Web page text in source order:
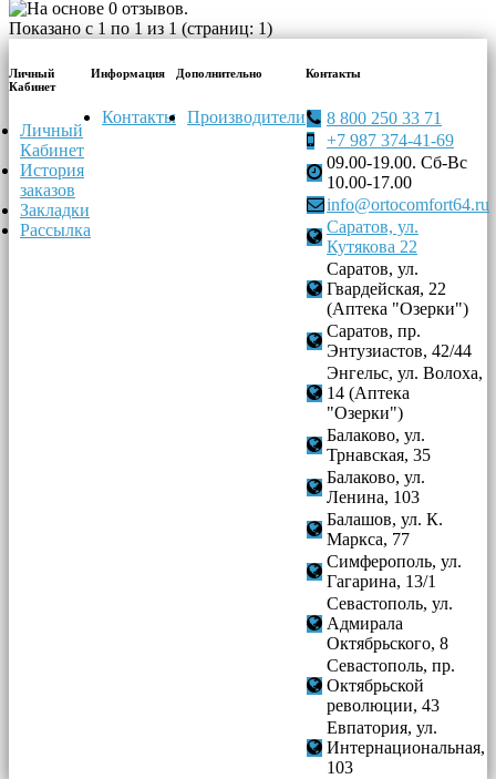
Показано с 1 по 1 из 1 (страниц: 1)
Личный
Кабинет
Личный
Кабинет
История
заказов
Закладки
Рассылка
Информация
Контакты
Дополнительно
Производители
Контакты
8 800 250 33 71
+7 987 374-41-69
09.00-19.00. Сб-Вс
10.00-17.00
info@ortocomfort64.ru
Саратов, ул.
Кутякова 22
Саратов, ул.
Гвардейская, 22
(Аптека "Озерки")
Саратов, пр.
Энтузиастов, 42/44
Энгельс, ул. Волоха,
14 (Аптека
"Озерки")
Балаково, ул.
Трнавская, 35
Балаково, ул.
Ленина, 103
Балашов, ул. К.
Маркса, 77
Симферополь, ул.
Гагарина, 13/1
Севастополь, ул.
Адмирала
Октябрьского, 8
Севастополь, пр.
Октябрьской
революции, 43
Евпатория, ул.
Интернациональная,
103